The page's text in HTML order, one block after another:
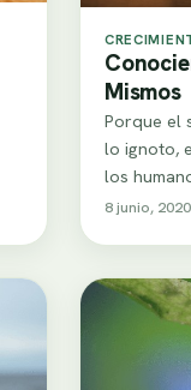
Mismos
Porque el
lo ignoto,
los
8 junio, 2020